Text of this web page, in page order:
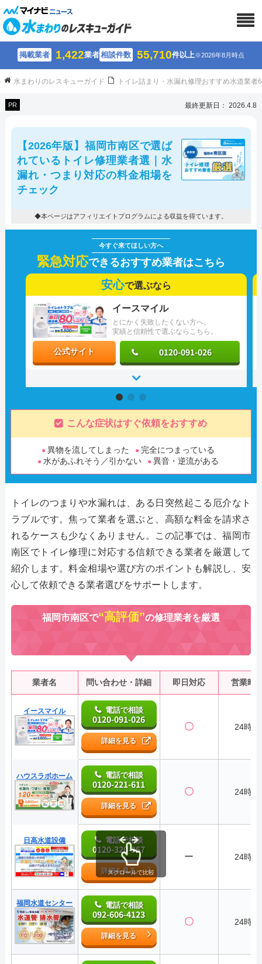
掲載業者 1,422業者相談件数 55,710件以上※2026年8月時点
水まわりのレスキューガイド トイレ詰まり・水漏れ修理おすすめ水道業
PR 最終更新日： 2026.4.8
【2026年版】福岡市南区で選ば
れているトイレ修理業者選｜水
漏れ・つまり対応の料金相場を
チェック
◆本ページはアフィリエイトプログラムによる収益を得ています。
緊急対応できるおすすめ業者はこちら
安心で選ぶなら
とにかく失敗したくない方へ。
実績と信頼性で選ぶならこちら。
イースマイル
公式サイト 0120-091-026
こんな症状はすぐ依頼をおすすめ
異物を流してしまった
完全につまっている
水があふれそう／引かない
異音・逆流がある
トイレのつまりや水漏れは、ある日突然起こる厄介なト
ラブルです。焦って業者を選ぶと、高額な料金を請求さ
れるケースも少なくありません。この記事では、福岡市
南区でトイレ修理に対応する信頼できる業者を厳選して
紹介します。料金相場や選び方のポイントも解説し、安
心して依頼できる業者選びをサポートします。
福岡市南区で“高評価”の修理業者を厳選
業者名 問い合わせ・詳細 即日対応 営業時
イースマイル 電話で相談
0120-091-026
詳細を見る
〇 24時間
ハウスラボホーム 電話で相談
0120-221-611
詳細を見る
〇 24時間
日高水道設備 電話で相談
0120-320-357
詳細を見る
ー 24時間
福岡水道センター 電話で相談
092-606-4123
詳細を見る
〇 24時間
スクロールで比較